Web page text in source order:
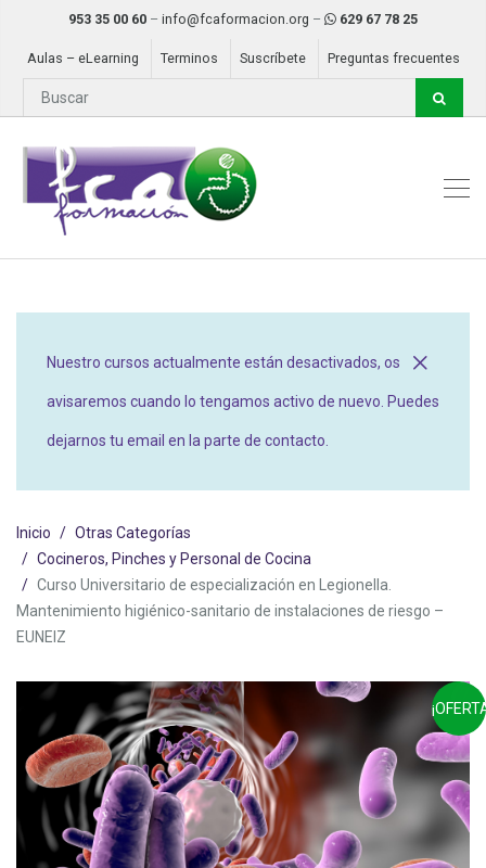
953 35 00 60 – info@fcaformacion.org – 629 67 78 25
Aulas – eLearning Terminos Suscríbete Preguntas frecuentes
Nuestro cursos actualmente están desactivados, os
avisaremos cuando lo tengamos activo de nuevo. Puedes
dejarnos tu email en la parte de contacto.
Inicio
Otras Categorías
Cocineros, Pinches y Personal de Cocina
Curso Universitario de especialización en Legionella.
Mantenimiento higiénico-sanitario de instalaciones de riesgo –
EUNEIZ